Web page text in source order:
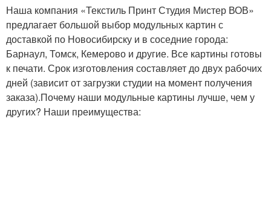
Наша компания «Текстиль Принт Студия Мистер ВОВ»
предлагает большой выбор модульных картин с
доставкой по Новосибирску и в соседние города:
Барнаул, Томск, Кемерово и другие. Все картины готовы
к печати. Срок изготовления составляет до двух рабочих
дней (зависит от загрузки студии на момент получения
заказа).Почему наши модульные картины лучше, чем у
других? Наши преимущества: